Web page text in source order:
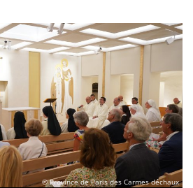
© Province de Paris des Carmes déchaux